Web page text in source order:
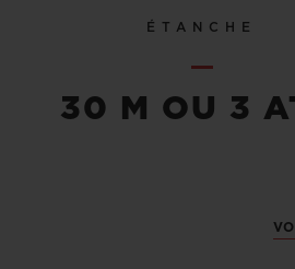
ÉTANCHE
30 M OU 3